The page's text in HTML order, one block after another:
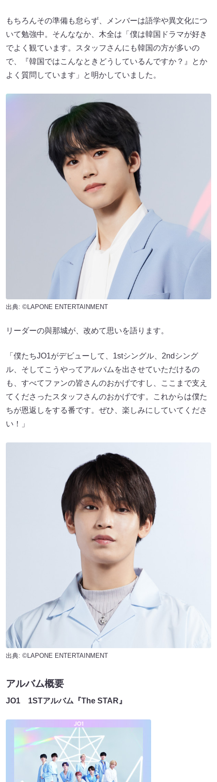
もちろんその準備も怠らず、メンバーは語学や異文化につ
いて勉強中。そんななか、木全は「僕は韓国ドラマが好き
でよく観ています。スタッフさんにも韓国の方が多いの
で、『韓国ではこんなときどうしているんですか？』とか
よく質問しています」と明かしていました。
出典: ©LAPONE ENTERTAINMENT
リーダーの與那城が、改めて思いを語ります。
「僕たちJO1がデビューして、1stシングル、2ndシング
ル、そしてこうやってアルバムを出させていただけるの
も、すべてファンの皆さんのおかげですし、ここまで支え
てくださったスタッフさんのおかげです。これからは僕た
ちが恩返しをする番です。ぜひ、楽しみにしていてくださ
い！」
出典: ©LAPONE ENTERTAINMENT
アルバム概要
JO1 1STアルバム『The STAR』